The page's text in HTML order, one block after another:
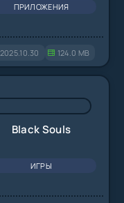
ПРИЛОЖЕНИЯ
2025.10.30 124.0 MB
Black Souls
ИГРЫ